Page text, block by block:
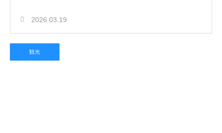
2026.03.19
観光